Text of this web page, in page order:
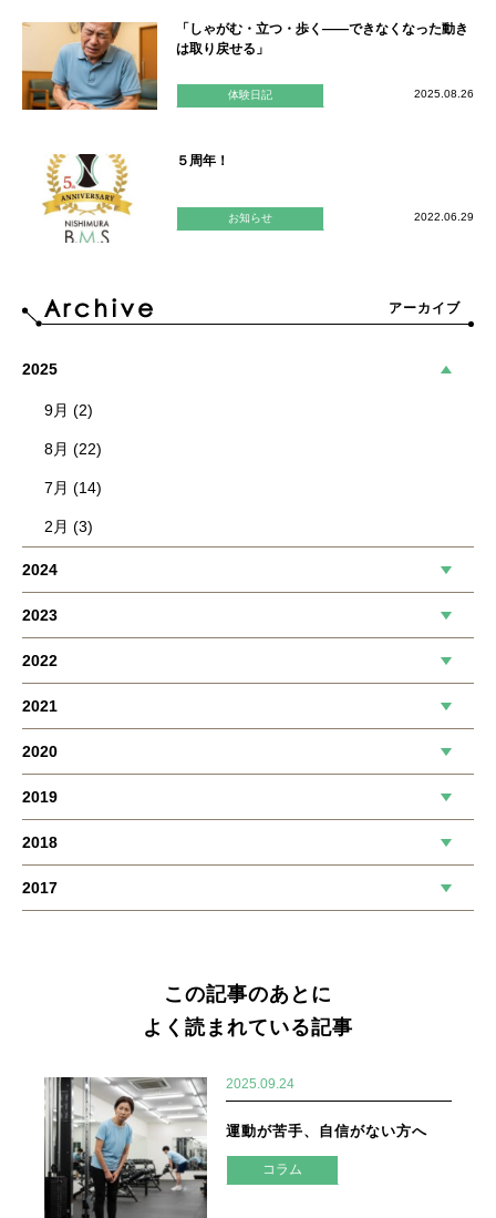
「しゃがむ・立つ・歩く——できなくなった動き
は取り戻せる」
体験日記 2025.08.26
５周年！
お知らせ 2022.06.29
アーカイブ
2025
9月 (2)
8月 (22)
7月 (14)
2月 (3)
2024
2023
2022
2021
2020
2019
2018
2017
この記事のあとに
よく読まれている記事
2025.09.24
運動が苦手、自信がない方へ
コラム